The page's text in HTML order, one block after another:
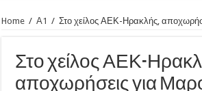
Home / Α1 / Στο χείλος ΑΕΚ-Ηρακλής,
Στο χείλος ΑΕΚ-
αποχωρήσεις για